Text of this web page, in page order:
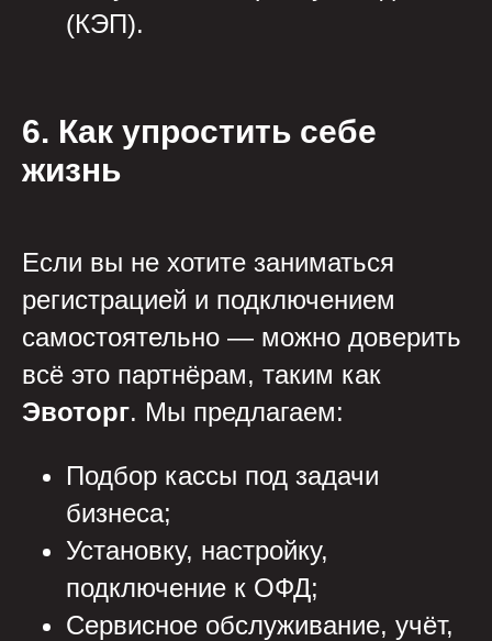
(КЭП).
6. Как упростить себе
жизнь
Если вы не хотите заниматься
регистрацией и подключением
самостоятельно — можно доверить
всё это партнёрам, таким как
Эвоторг. Мы предлагаем:
Подбор кассы под задачи
бизнеса;
Установку, настройку,
подключение к ОФД;
Сервисное обслуживание, учёт,